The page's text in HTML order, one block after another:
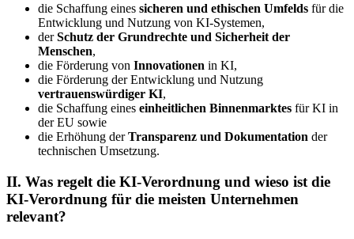
die Schaffung eines sicheren und ethischen Umfelds für die
Entwicklung und Nutzung von KI-Systemen,
derSchutz der Grundrechte und Sicherheit der
Menschen,
die Förderung von Innovationen in KI,
die Förderung der Entwicklung und Nutzung
vertrauenswürdiger KI,
die Schaffung eines einheitlichen Binnenmarktes für KI in
der EU sowie
die Erhöhung derTransparenz und Dokumentation der
technischen Umsetzung.
II. Was regelt die KI-Verordnung und wieso ist die
KI-Verordnung für die meisten Unternehmen
relevant?